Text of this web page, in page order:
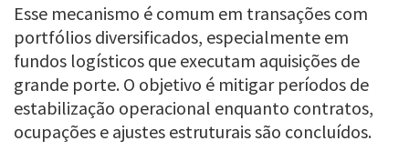
Esse mecanismo é comum em transações com
portfólios diversificados, especialmente em
fundos logísticos que executam aquisições de
grande porte. O objetivo é mitigar períodos de
estabilização operacional enquanto contratos,
ocupações e ajustes estruturais são concluídos.